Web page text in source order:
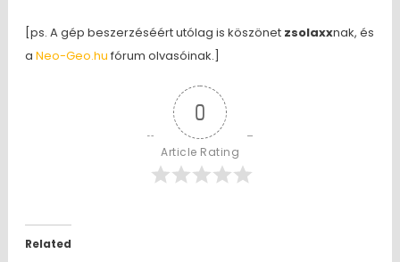
[ps. A gép beszerzéséért utólag is köszönet zsolaxxnak, és
a Neo-Geo.hu fórum olvasóinak.]
0
Article Rating
Related